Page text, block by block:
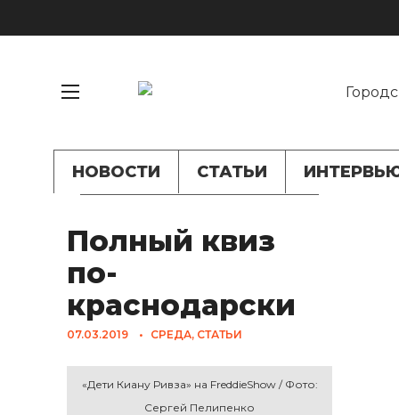
НОВОСТИ СТАТЬИ
Полный квиз
по-
краснодарски
07.03.2019 • СРЕДА, СТАТЬИ
«Дети Киану Ривза» на FreddieShow / Фото:
Сергей Пелипенко